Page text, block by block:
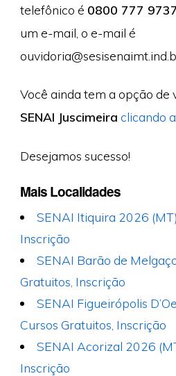
telefônico é 0800 777 9737
um e-mail, o e-mail é
Você ainda tem a opção de
SENAI Juscimeira clicando
Desejamos sucesso!
Mais Localidades
SENAI Itiquira 2026
Inscrição
SENAI Barão de
Gratuitos, Inscrição
SENAI Figueirópolis
Cursos Gratuitos, Inscrição
SENAI Acorizal 2026
Inscrição